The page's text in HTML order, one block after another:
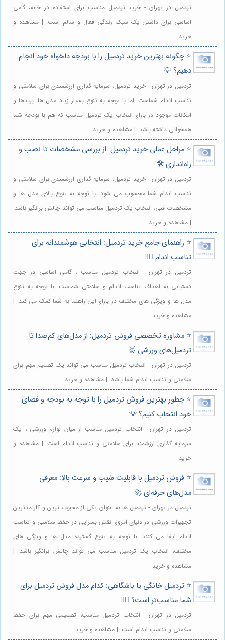
تردمیل در تهران - خرید تردمیل مناسب برای استفاده در خانه، گامی
اساسی برای داشتن یک سبک زندگی فعال و سالم است. | مشاهده و
خرید
⭐️ چگونه بهترین خرید تردمیل را با بودجه دلخواه خود انجام
دهیم؟ 💡
تردمیل در تهران - خرید تردمیل، سرمایه گذاری ارزشمندی برای سلامتی و
تناسب اندام شماست. اما با توجه به تنوع بسیار زیاد مدل ها، برندها و
امکانات موجود در بازار، انتخاب یک تردمیل مناسب که هم با بودجه شما
همخوانی داشته باشد. | مشاهده و خرید
⭐️ مراحل عملی خرید تردمیل: از بررسی مشخصات تا نصب و
راه‌اندازی 🛠️
تردمیل در تهران - خرید تردمیل، سرمایه گذاری ارزشمندی برای سلامتی و
تناسب اندام شما محسوب می شود. با توجه به تنوع بالای مدل ها و
مشخصات فنی، انتخاب یک تردمیل مناسب می تواند چالش برانگیز باشد.
| مشاهده و خرید
⭐️ راهنمای جامع خرید تردمیل: انتخابی هوشمندانه برای
تناسب اندام 🏃‍♂️
تردمیل در تهران - انتخاب تردمیل مناسب ، گامی اساسی در جهت
دستیابی به اهداف تناسب اندام و سلامتی شماست. با توجه به تنوع
مدل ها و ویژگی های مختلف در بازار، این راهنما به شما کمک می کند. |
مشاهده و خرید
⭐️ مشاوره تخصصی فروش تردمیل: از مدل‌های کم‌صدا تا
تردمیل‌های ورزشی 🥇
تردمیل در تهران - انتخاب تردمیل مناسب می تواند یک تصمیم مهم برای
سلامتی و تناسب اندام شما باشد. | مشاهده و خرید
⭐️ چطور بهترین فروش تردمیل را با توجه به بودجه و فضای
خود انتخاب کنیم؟ 💡
تردمیل در تهران - انتخاب تردمیل مناسب از میان لوازم ورزشی ، یک
سرمایه گذاری ارزشمند برای سلامتی و تناسب اندام است. | مشاهده و
خرید
⭐️ فروش تردمیل با قابلیت شیب و سرعت بالا: معرفی
مدل‌های حرفه‌ای 🚀
تردمیل در تهران - تردمیل ها به عنوان یکی از محبوب ترین و کارآمدترین
تجهیزات ورزشی در دنیای امروز، نقش بسزایی در حفظ سلامتی و تناسب
اندام ایفا می کنند. با توجه به تنوع گسترده مدل ها و ویژگی های
مختلف، انتخاب یک تردمیل مناسب می تواند چالش برانگیز باشد. |
مشاهده و خرید
⭐️ تردمیل خانگی یا باشگاهی: کدام مدل فروش تردمیل برای
شما مناسب‌تر است؟ 🏃‍♀️
تردمیل در تهران - انتخاب تردمیل مناسب، تصمیمی مهم برای حفظ
سلامتی و تناسب اندام است. | مشاهده و خرید